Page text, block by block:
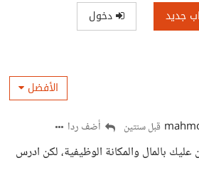
جديد دخول
الأفضل
قبل سنتين أضف ردا
عليك بالمال والمكانة الوظيفية، لكن ادرس